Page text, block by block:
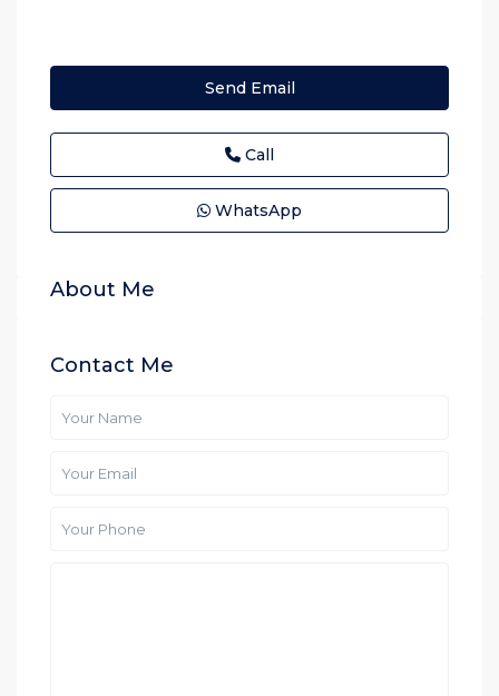
Send Email
Call
WhatsApp
About Me
Contact Me